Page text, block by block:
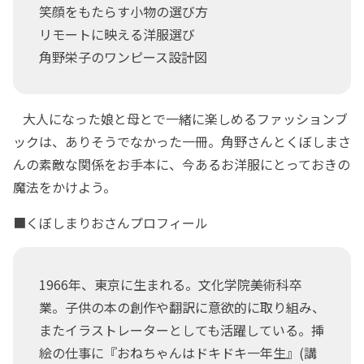
笑顔をもたらす小物の選び方
リモートに映える洋服選び
角野栄子のワンピース設計図
大人になった娘と母とで一緒に楽しめるファッションブ
ックは、ありそうでなかった一冊。角野さんとくぼしまさ
んの素敵な関係をお手本に、今あるお洋服にとっておきの
魔法をかけよう。
■くぼしまりおさんプロフィール
1966年、東京に生まれる。文化学院美術科卒
業。子供の本の創作や翻訳に意欲的に取り組み、
またイラストレーターとしても活躍している。挿
絵の仕事に『おねちゃんはドキドキ一年生』(講